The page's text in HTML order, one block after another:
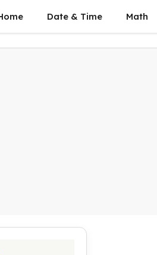
Date & Time Math